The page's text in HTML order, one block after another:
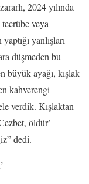
2024 yılında
veya
yanlışları
düşmeden bu
büyük ayağı, kışlak
kahverengi
verdik. Kışlaktan
öldür’
dedi.